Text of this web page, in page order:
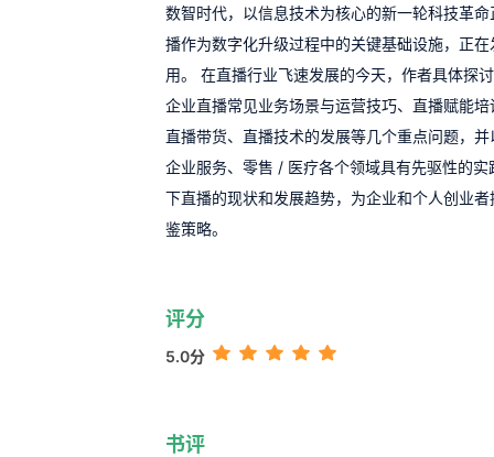
数智时代，以信息技术为核心的新一轮科技革
播作为数字化升级过程中的关键基础设施，正
用。 在直播行业飞速发展的今天，作者具体探
企业直播常见业务场景与运营技巧、直播赋能
直播带货、直播技术的发展等几个重点问题，
企业服务、零售 / 医疗各个领域具有先驱性的
下直播的现状和发展趋势，为企业和个人创业
鉴策略。
评分
5.0分
书评